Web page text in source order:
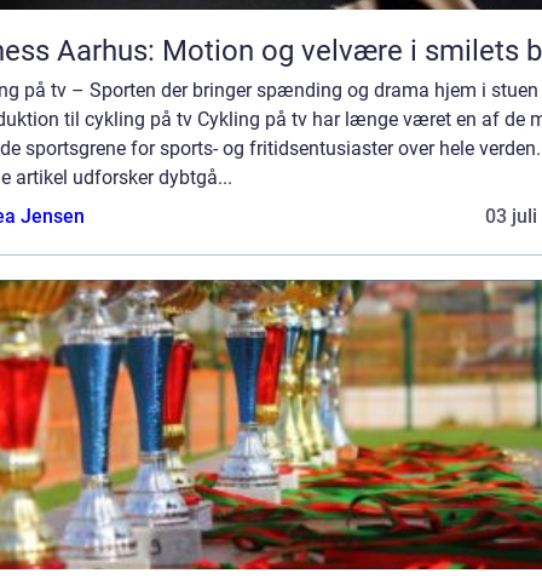
Aarhus: Motion og velvære i smilets
på tv – Sporten der bringer spænding og drama hjem i stuen
til cykling på tv Cykling på tv har længe været en af de
sportsgrene for sports- og fritidsentusiaster over hele verden.
artikel udforsker dybtgå...
Jensen
03 juli